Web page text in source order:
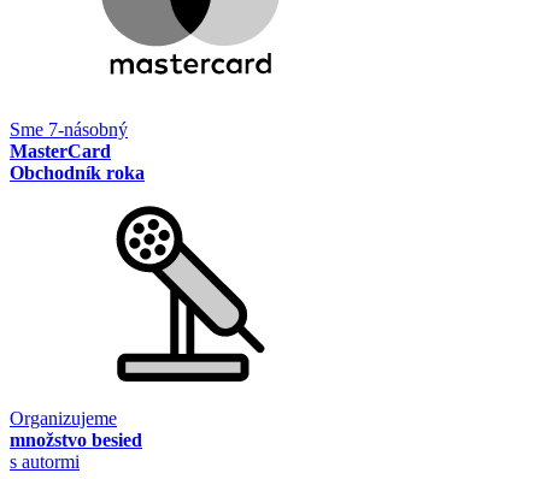
Sme 7-násobný
MasterCard
Obchodník roka
Organizujeme
množstvo besied
s autormi